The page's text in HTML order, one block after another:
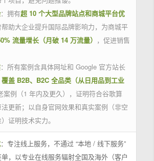
：拥有超 10 个大型品牌站点和商城平台优
助大企业提升国际品牌影响力，为商城平
流量增长（月破 14 万流量） ，促进销售
：所有案例含具体网址和 Google 官方站长
覆盖 B2B、B2C 全品类（从日用品到工业
案例（1 年内及更久），证明符合谷歌算
更新；以自身官网效果和真实案例（非空
证明技术实力。
：专注线上服务，不通过 “本地 / 线下服务”
，以专业在线服务辐射全国及海外（客户